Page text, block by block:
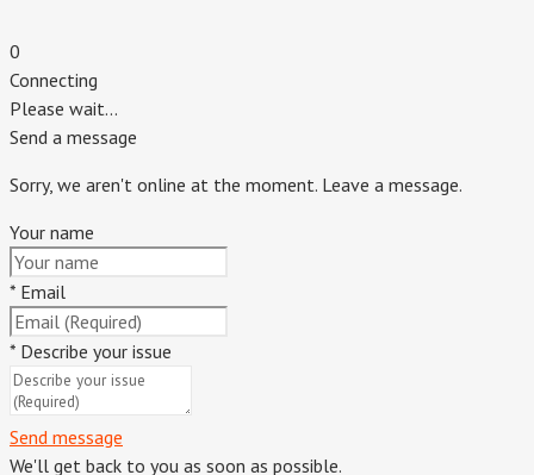
0
Connecting
Please wait...
Send a message
Sorry, we aren't online at the moment. Leave a message.
Your name
* Email
* Describe your issue
Send message
We'll get back to you as soon as possible.